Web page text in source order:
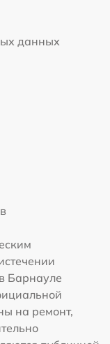
данных
Барнауле
на ремонт,